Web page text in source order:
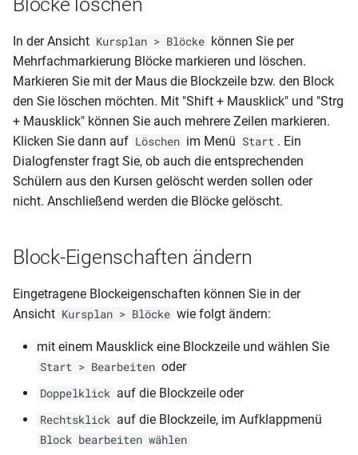
In der Ansicht Kursplan > Blöcke können Sie per
Mehrfachmarkierung Blöcke markieren und löschen.
Markieren Sie mit der Maus die Blockzeile bzw. den Block
den Sie löschen möchten. Mit "Shift + Mausklick" und "Strg
+ Mausklick" können Sie auch mehrere Zeilen markieren.
Klicken Sie dann auf Löschen im Menü Start . Ein
Dialogfenster fragt Sie, ob auch die entsprechenden
Schülern aus den Kursen gelöscht werden sollen oder
nicht. Anschließend werden die Blöcke gelöscht.
Block-Eigenschaften ändern
Eingetragene Blockeigenschaften können Sie in der
Ansicht Kursplan > Blöcke wie folgt ändern:
mit einem Mausklick eine Blockzeile und wählen Sie
Start > Bearbeiten oder
Doppelklick auf die Blockzeile oder
Rechtsklick auf die Blockzeile, im Aufklappmenü
Block bearbeiten wählen